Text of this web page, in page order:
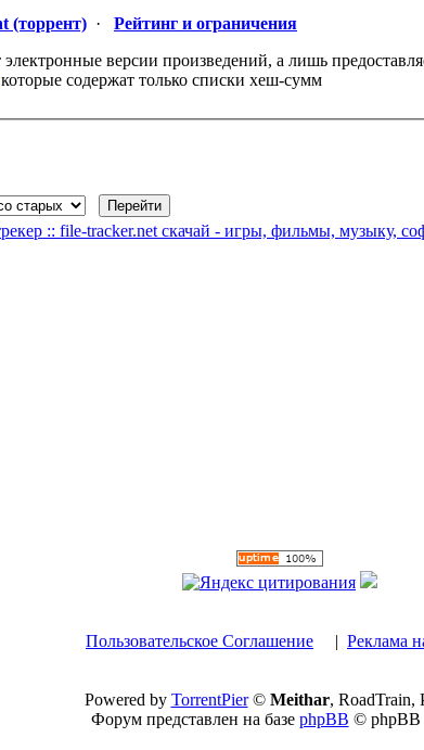
(торрент) · Рейтинг и ограничения
версии произведений, а лишь
содержат только списки хеш-сумм
:: file-tracker.net скачай - игры, фильмы, музыку,
Пользовательское Соглашение | Реклама
Powered by TorrentPier© Meithar, RoadTrain,
Форум представлен на базе phpBB © phpBB